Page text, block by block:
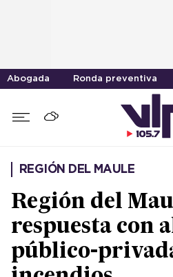
Abogada Ronda preventiva
REGIÓN DEL MAULE
Región del
respuesta con
público-